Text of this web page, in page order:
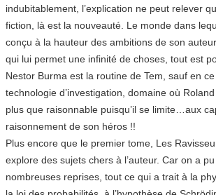
indubitablement, l’explication ne peut relever
fiction, là est la nouveauté. Le monde dans
conçu à la hauteur des ambitions de son
qui lui permet une infinité de choses, tout est
Nestor Burma est la routine de Tem, sauf en
technologie d’investigation, domaine où
plus que raisonnable puisqu’il se limite…aux
raisonnement de son héros !!
Plus encore que le premier tome, Les
explore des sujets chers à l’auteur. Car on a
nombreuses reprises, tout ce qui a trait à la